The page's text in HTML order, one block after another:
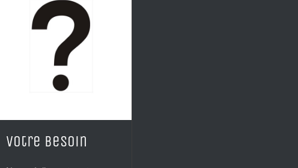
Votre besoin